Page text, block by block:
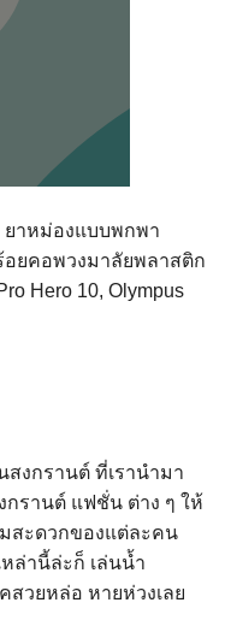
ยาหม่องแบบพกพา
อยคอพวงมาลัยพลาสติก
Hero 10, Olympus
สงกรานต์ ที่เรานำมา
รานต์ แฟชั่น ต่าง ๆ ให้
สะดวกของแต่ละคน
หล่านี้ล่ะก็ เล่นน้ำ
สวยหล่อ หายห่วงเลย